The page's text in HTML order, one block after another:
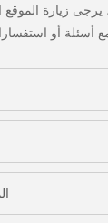
زيارة الموقع